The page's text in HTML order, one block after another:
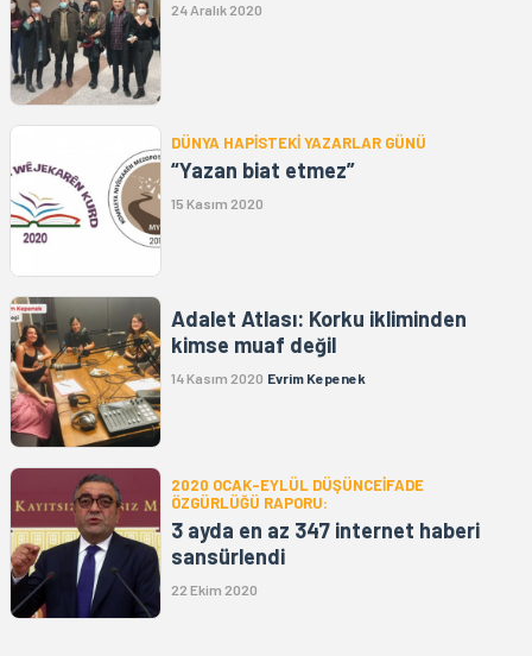
24 Aralık 2020
DÜNYA HAPİSTEKİ YAZARLAR GÜNÜ
“Yazan biat etmez”
15 Kasım 2020
Adalet Atlası: Korku ikliminden
kimse muaf değil
14 Kasım 2020 Evrim Kepenek
2020 OCAK-EYLÜL DÜŞÜNCEİFADE
ÖZGÜRLÜĞÜ RAPORU:
3 ayda en az 347 internet haberi
sansürlendi
22 Ekim 2020